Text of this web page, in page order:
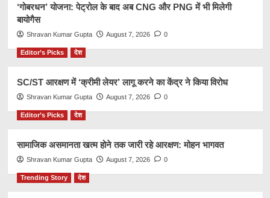
‘गोबरधन’ योजना: पेट्रोल के बाद अब CNG और PNG में भी मिलेगी
बायोगैस
Shravan Kumar Gupta August 7, 2026 0
Editor’s Picks देश
SC/ST आरक्षण में ‘क्रीमी लेयर’ लागू करने का केंद्र ने किया विरोध
Shravan Kumar Gupta August 7, 2026 0
Editor’s Picks देश
सामाजिक असमानता खत्म होने तक जारी रहे आरक्षण: मोहन भागवत
Shravan Kumar Gupta August 7, 2026 0
Trending Story देश